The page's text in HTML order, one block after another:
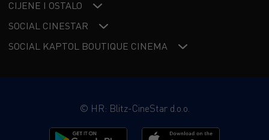
CIJENE I OSTALO
SOCIAL CINESTAR
SOCIAL KAPTOL BOUTIQUE CINEMA
© HR: Blitz-CineStar d.o.o.